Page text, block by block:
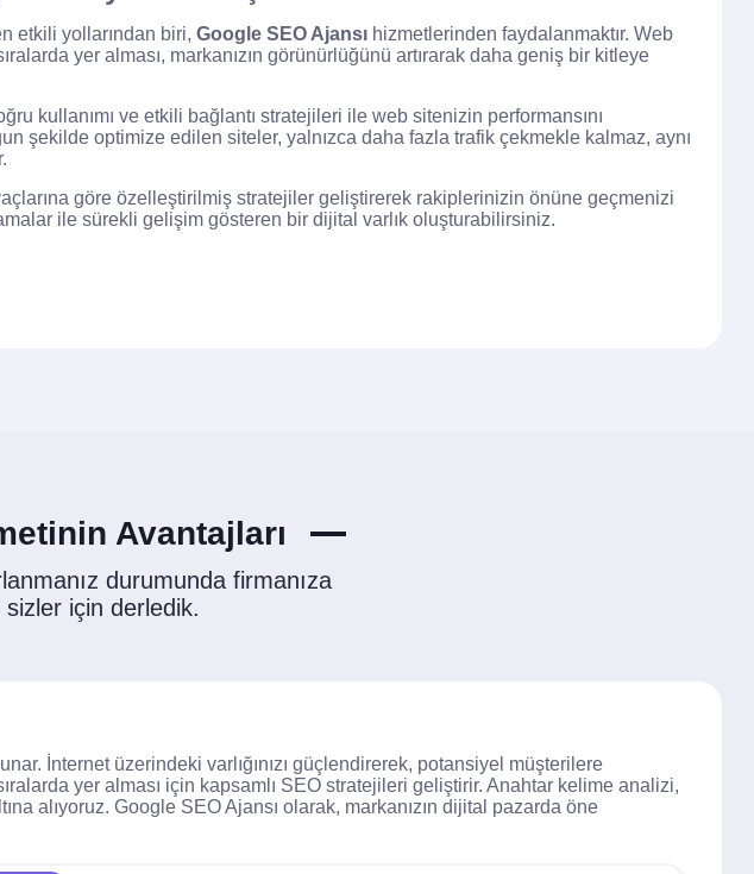
etkili yollarından biri, Google SEO Ajansı hizmetlerinden faydalanmaktır. Web
yer alması, markanızın görünürlüğünü artırarak daha geniş bir kitleye
kullanımı ve etkili bağlantı stratejileri ile web sitenizin performansını
şekilde optimize edilen siteler, yalnızca daha fazla trafik çekmekle kalmaz, aynı
göre özelleştirilmiş stratejiler geliştirerek rakiplerinizin önüne geçmenizi
ile sürekli gelişim gösteren bir dijital varlık oluşturabilirsiniz.
Avantajları
durumunda firmanıza
sizler için derledik.
İnternet üzerindeki varlığınızı güçlendirerek, potansiyel müşterilere
yer alması için kapsamlı SEO stratejileri geliştirir. Anahtar kelime analizi,
alıyoruz. Google SEO Ajansı olarak, markanızın dijital pazarda öne